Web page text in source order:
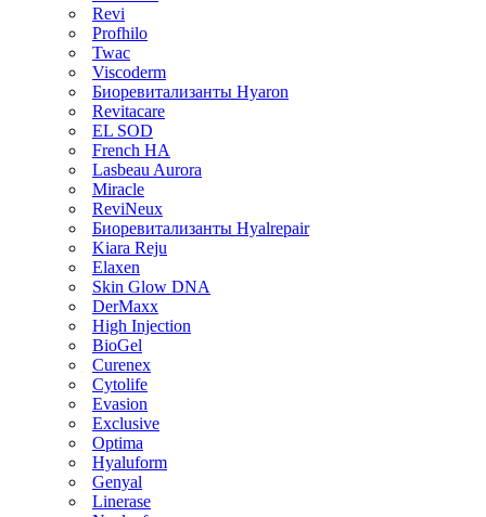
Revi
Profhilo
Twac
Viscoderm
Биоревитализанты Hyaron
Revitacare
EL SOD
French HA
Lasbeau Aurora
Miracle
ReviNeux
Биоревитализанты Hyalrepair
Kiara Reju
Elaxen
Skin Glow DNA
DerMaxx
High Injection
BioGel
Curenex
Cytolife
Evasion
Exclusive
Optima
Hyaluform
Genyal
Linerase